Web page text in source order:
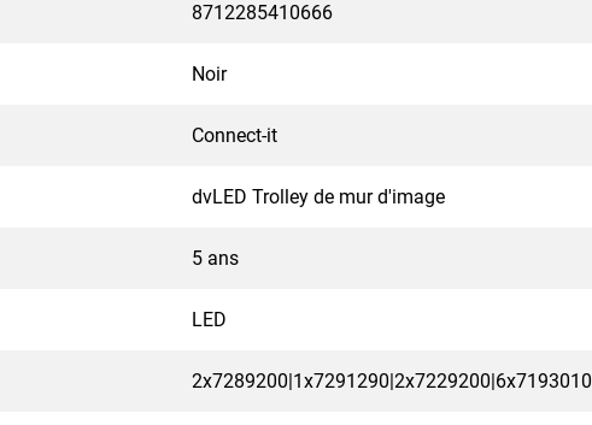
8712285410666
Noir
Connect-it
dvLED Trolley de mur d'image
5 ans
LED